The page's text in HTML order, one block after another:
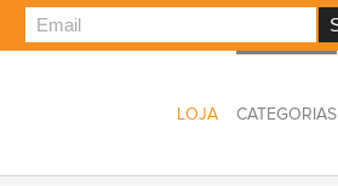
LOJA CATEGORIAS